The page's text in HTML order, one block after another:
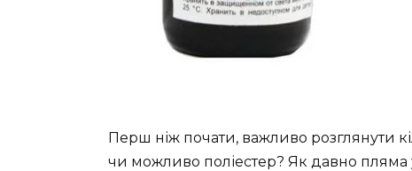
Перш ніж почати, важливо розглянути
чи можливо поліестер? Як давно пляма